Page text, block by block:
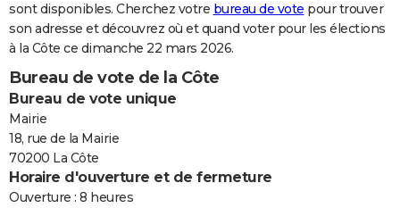
Dictionnaire
Biographies
Citations
Expressions
Proverbes
PROGRAMME TV
COPAINS D'AVANT
S'inscrire
Se connecter
Lycées
Collèges
Primaires
Universités
Entreprises
Service militaire
Avis de recherche
AVIS DE DÉCÈS
FORUM
Bricolage
Lifestyle
Culture
Sport
Auto
Television
Voyage
Cinema
sont disponibles. Cherchez votre bureau de vote pour trouver
son adresse et découvrez où et quand voter pour les élections
à la Côte ce dimanche 22 mars 2026.
Bureau de vote de la Côte
Bureau de vote unique
Mairie
18, rue de la Mairie
70200 La Côte
Horaire d'ouverture et de fermeture
Ouverture : 8 heures